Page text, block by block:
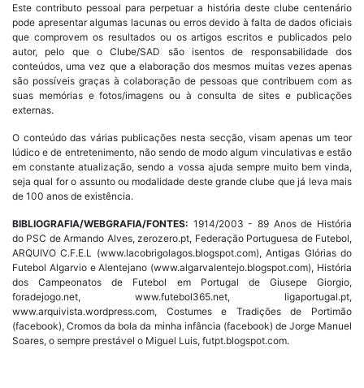
Este contributo pessoal para perpetuar a história deste clube centenário
pode apresentar algumas lacunas ou erros devido à falta de dados oficiais
que comprovem os resultados ou os artigos escritos e publicados pelo
autor, pelo que o Clube/SAD são isentos de responsabilidade dos
conteúdos, uma vez que a elaboração dos mesmos muitas vezes apenas
são possíveis graças à colaboração de pessoas que contribuem com as
suas memórias e fotos/imagens ou à consulta de sites e publicações
externas.
O conteúdo das várias publicações nesta secção, visam apenas um teor
lúdico e de entretenimento, não sendo de modo algum vinculativas e estão
em constante atualização, sendo a vossa ajuda sempre muito bem vinda,
seja qual for o assunto ou modalidade deste grande clube que já leva mais
de 100 anos de existência.
BIBLIOGRAFIA/WEBGRAFIA/FONTES: 1914/2003 - 89 Anos de História
do PSC de Armando Alves, zerozero.pt, Federação Portuguesa de Futebol,
ARQUIVO C.F.E.L (www.lacobrigolagos.blogspot.com), Antigas Glórias do
Futebol Algarvio e Alentejano (www.algarvalentejo.blogspot.com), História
dos Campeonatos de Futebol em Portugal de Giusepe Giorgio,
foradejogo.net, www.futebol365.net, ligaportugal.pt,
www.arquivista.wordpress.com, Costumes e Tradições de Portimão
(facebook), Cromos da bola da minha infância (facebook) de Jorge Manuel
Soares, o sempre prestável o Miguel Luis, futpt.blogspot.com.